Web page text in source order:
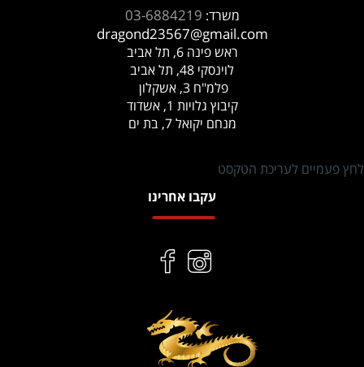
משרד: 03-6884219
dragond23567@gmail.com
ראש פינה 6, תל אביב
לוינסקי 48, תל אביב
פלמ"ח 3, אשקלון
קיבוץ גלויות 1, אשדוד
מנחם יקואל 7, בת ים
לחץ פעמיים לעריכת הטקסט
עקבו אחרינו